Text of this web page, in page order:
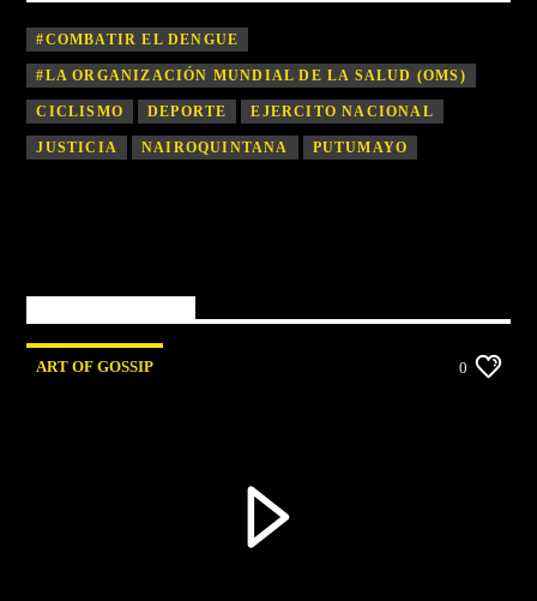
#COMBATIR EL DENGUE
#LA ORGANIZACIÓN MUNDIAL DE LA SALUD (OMS)
CICLISMO DEPORTE EJERCITO NACIONAL
JUSTICIA NAIROQUINTANA PUTUMAYO
ART OF GOSSIP 0